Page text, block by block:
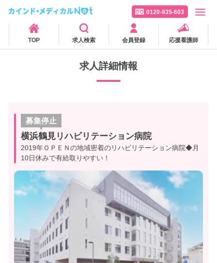
0120-935-603
TOP 求人検索 会員登録 応援看護師
求人詳細情報
募集停止
横浜鶴見リハビリテーション病院
2019年ＯＰＥＮの地域密着のリハビリテーション病院◆月
10日休みで有給取りやすい！